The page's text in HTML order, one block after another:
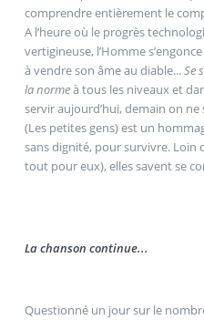
comprendre entièrement le
A l’heure où le progrès
vertigineuse, l’Homme
à vendre son âme au diable...Se
la normeà tous les niveaux et
servir aujourd’hui, demain on
(Les petites gens) est un
sans dignité, pour survivre. Loin
tout pour eux), elles savent se
La chanson continue...
Questionné un jour sur le